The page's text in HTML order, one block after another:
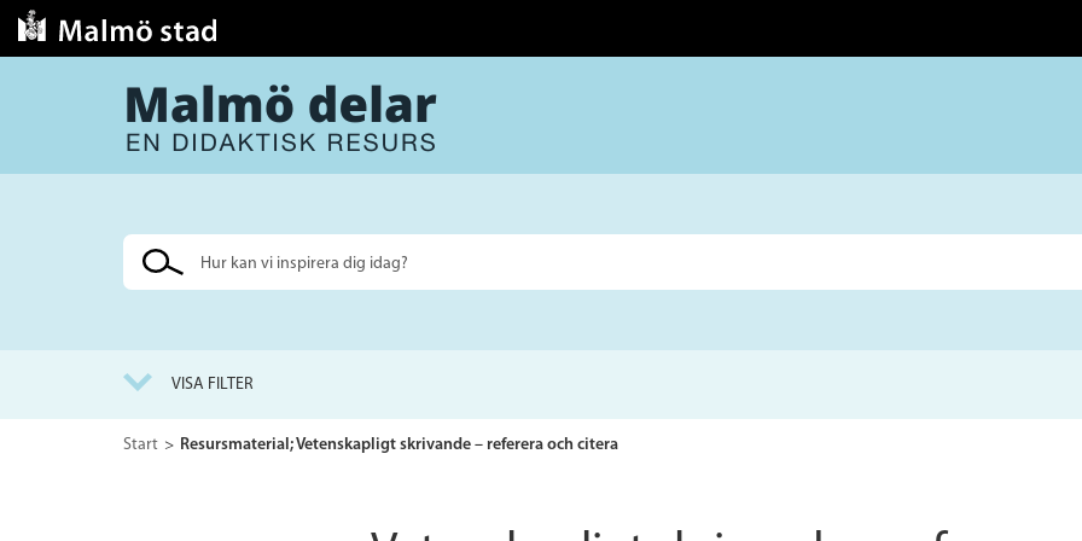
Sök
VISA FILTER
Start Resursmaterial; Vetenskapligt skrivande – referera och citera